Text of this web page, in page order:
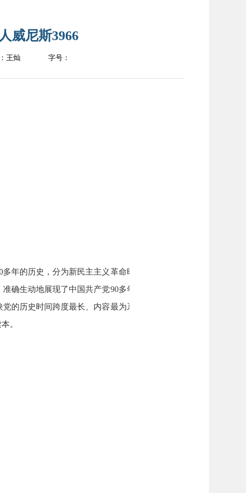
威尼斯3966
王灿 字号：
年的历史，分为新民主主义革命时期、社会
确生动地展现了中国共产党90多年的奋斗历
的历史时间跨度最长、内容最为系统完整的
。